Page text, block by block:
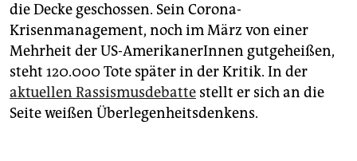
die Decke geschossen. Sein Corona-
Krisenmanagement, noch im März von einer
Mehrheit der US-AmerikanerInnen gutgeheißen,
steht 120.000 Tote später in der Kritik. In der
aktuellen Rassismusdebatte stellt er sich an die
Seite weißen Überlegenheitsdenkens.